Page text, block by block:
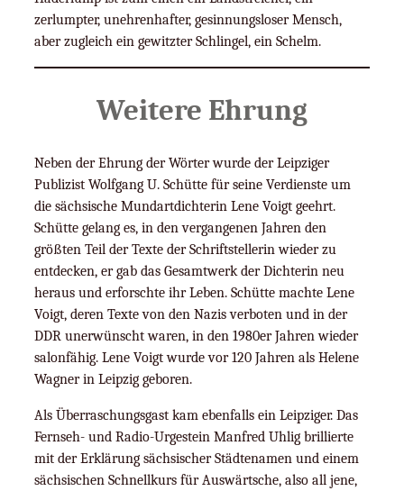
zerlumpter, unehrenhafter, gesinnungsloser Mensch,
aber zugleich ein gewitzter Schlingel, ein Schelm.
Weitere Ehrung
Neben der Ehrung der Wörter wurde der Leipziger
Publizist Wolfgang U. Schütte für seine Verdienste um
die sächsische Mundartdichterin Lene Voigt geehrt.
Schütte gelang es, in den vergangenen Jahren den
größten Teil der Texte der Schriftstellerin wieder zu
entdecken, er gab das Gesamtwerk der Dichterin neu
heraus und erforschte ihr Leben. Schütte machte Lene
Voigt, deren Texte von den Nazis verboten und in der
DDR unerwünscht waren, in den 1980er Jahren wieder
salonfähig. Lene Voigt wurde vor 120 Jahren als Helene
Wagner in Leipzig geboren.
Als Überraschungsgast kam ebenfalls ein Leipziger. Das
Fernseh- und Radio-Urgestein Manfred Uhlig brillierte
mit der Erklärung sächsischer Städtenamen und einem
sächsischen Schnellkurs für Auswärtsche, also all jene,